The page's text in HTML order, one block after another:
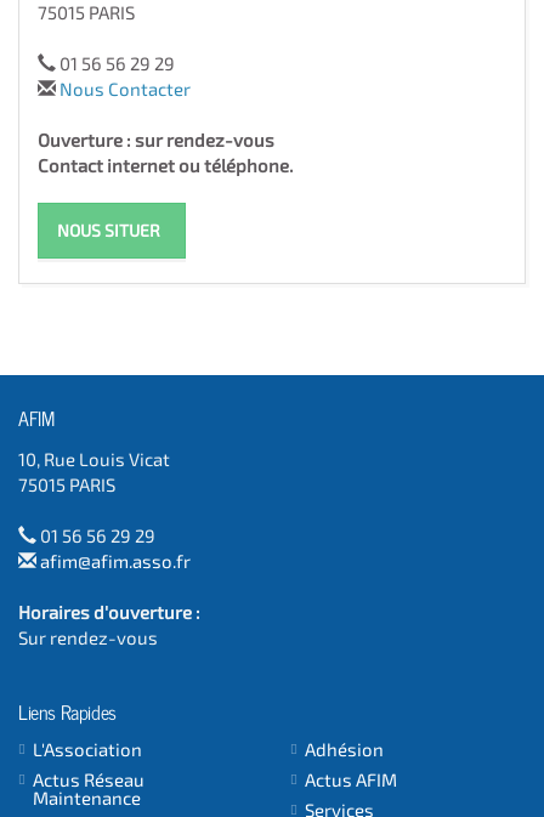
75015 PARIS
01 56 56 29 29
Nous Contacter
Ouverture : sur rendez-vous
Contact internet ou téléphone.
NOUS SITUER
AFIM
10, Rue Louis Vicat
75015 PARIS
01 56 56 29 29
afim@afim.asso.fr
Horaires d'ouverture :
Sur rendez-vous
Liens Rapides
L'Association
Adhésion
Actus Réseau
Maintenance
Actus AFIM
Services